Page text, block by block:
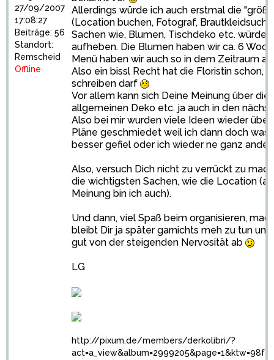
27/09/2007
17:08:27
Beiträge: 56
Standort:
Remscheid
Offline
Allerdings würde ich auch erstmal die
(Location buchen, Fotograf,
Sachen wie, Blumen, Tischdeko etc. würde
aufheben. Die Blumen haben wir ca. 6
Menü haben wir auch so in dem Zeitraum
Also ein bissl Recht hat die Floristin schon,
schreiben darf
Vor allem kann sich Deine Meinung über die
allgemeinen Deko etc. ja auch in den
Also bei mir wurden viele Ideen wieder
Pläne geschmiedet weil ich dann doch was
besser gefiel oder ich wieder ne ganz
Also, versuch Dich nicht zu verrückt zu
die wichtigsten Sachen, wie die Location
Meinung bin ich auch).
Und dann, viel Spaß beim organisieren,
bleibt Dir ja später garnichts meh zu tun
gut von der steigenden Nervosität ab
LG
http://pixum.de/members/derkolibri/?